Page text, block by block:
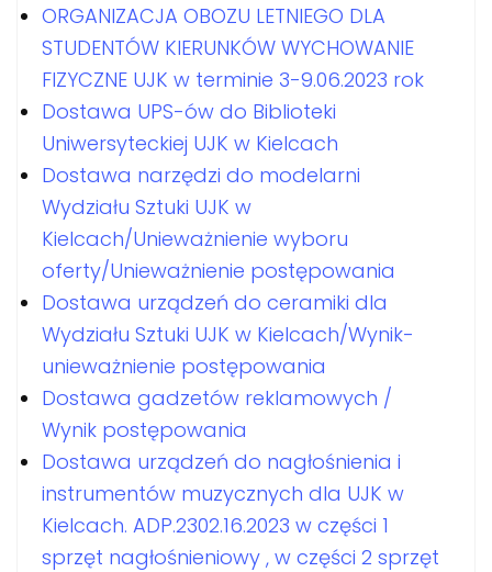
ORGANIZACJA OBOZU LETNIEGO DLA
STUDENTÓW KIERUNKÓW WYCHOWANIE
FIZYCZNE UJK w terminie 3-9.06.2023 rok
Dostawa UPS-ów do Biblioteki
Uniwersyteckiej UJK w Kielcach
Dostawa narzędzi do modelarni
Wydziału Sztuki UJK w
Kielcach/Unieważnienie wyboru
oferty/Unieważnienie postępowania
Dostawa urządzeń do ceramiki dla
Wydziału Sztuki UJK w Kielcach/Wynik-
unieważnienie postępowania
Dostawa gadzetów reklamowych /
Wynik postępowania
Dostawa urządzeń do nagłośnienia i
instrumentów muzycznych dla UJK w
Kielcach. ADP.2302.16.2023 w części 1
sprzęt nagłośnieniowy , w części 2 sprzęt